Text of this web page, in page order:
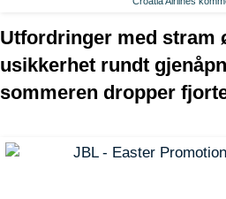
Utfordringer med stram
usikkerhet rundt
sommeren dropper